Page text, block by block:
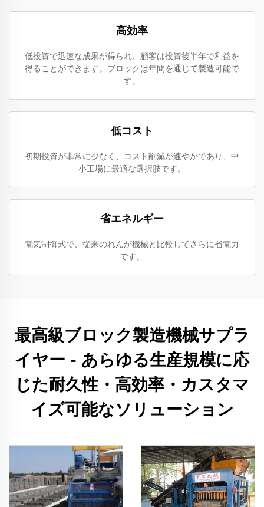
高効率
低投資で迅速な成果が得られ、顧客は投資後半年で利益を
得ることができます。ブロックは年間を通じて製造可能で
す。
低コスト
初期投資が非常に少なく、コスト削減が速やかであり、中
小工場に最適な選択肢です。
省エネルギー
電気制御式で、従来のれんが機械と比較してさらに省電力
です。
最高級ブロック製造機械サプラ
イヤー - あらゆる生産規模に応
じた耐久性・高効率・カスタマ
イズ可能なソリューション